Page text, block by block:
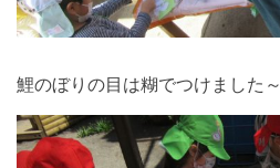
鯉のぼりの目は糊でつけました～